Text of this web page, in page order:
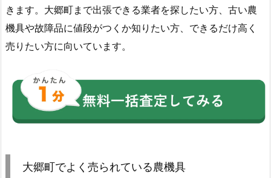
きます。大郷町まで出張できる業者を探したい方、古い農
機具や故障品に値段がつくか知りたい方、できるだけ高く
売りたい方に向いています。
大郷町でよく売られている農機具